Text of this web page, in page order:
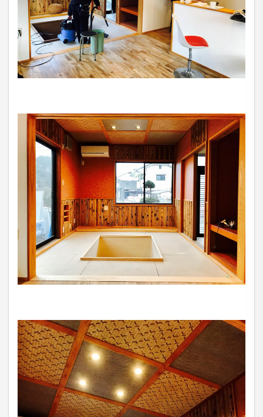
を行ないます。
個人情報の利用目的
子メールや資料のご送付に利用いたします。
個人情報の第三者への開示・提供の禁
止
当社は、お客さまよりお預かりした個人情報を適切に
管理し、次のいずれかに該当する場合を除き、個人情
報を第三者に開示いたしません。
お客さまの同意がある場合
●
お客さまが希望されるサービスを行なうために当
個人情報の安全対策
当社は、個人情報の正確性及び安全性確保のために、
セキュリティに万全の対策を講じています。